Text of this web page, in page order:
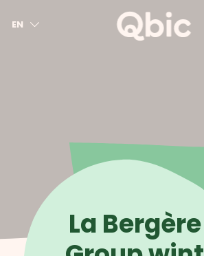
EN
La Bergère